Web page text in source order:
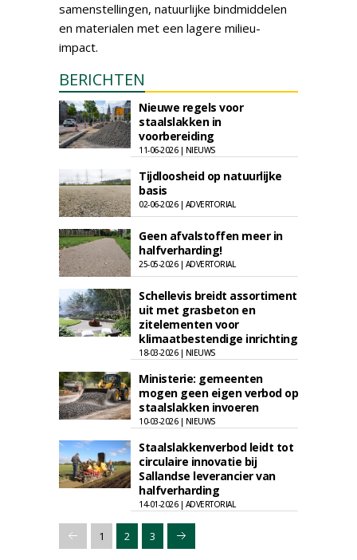
samenstellingen, natuurlijke bindmiddelen
en materialen met een lagere milieu-
impact.
BERICHTEN
Nieuwe regels voor
staalslakken in
voorbereiding
11-06-2026 | NIEUWS
Tijdloosheid op natuurlijke
basis
02-06-2026 | ADVERTORIAL
Geen afvalstoffen meer in
halfverharding!
25-05-2026 | ADVERTORIAL
Schellevis breidt assortiment
uit met grasbeton en
zitelementen voor
klimaatbestendige inrichting
18-03-2026 | NIEUWS
Ministerie: gemeenten
mogen geen eigen verbod op
staalslakken invoeren
10-03-2026 | NIEUWS
Staalslakkenverbod leidt tot
circulaire innovatie bij
Sallandse leverancier van
halfverharding
14-01-2026 | ADVERTORIAL
1 2 3